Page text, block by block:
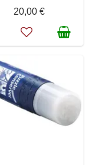
20,00 €